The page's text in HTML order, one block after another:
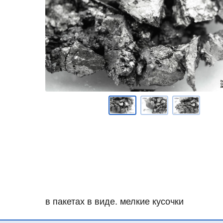
в пакетах в виде. мелкие кусочки